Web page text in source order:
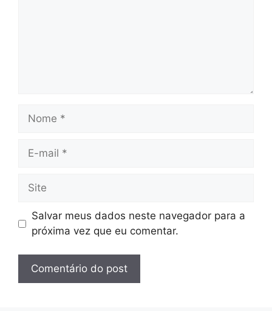
Nome
Site
Salvar meus dados neste navegador para a
próxima vez que eu comentar.